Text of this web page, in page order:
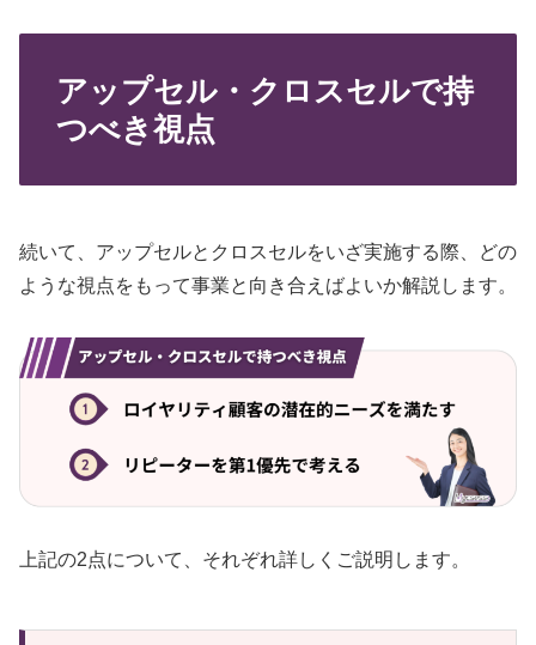
アップセル・クロスセルで持
つべき視点
続いて、アップセルとクロスセルをいざ実施する際、どの
ような視点をもって事業と向き合えばよいか解説します。
上記の2点について、それぞれ詳しくご説明します。